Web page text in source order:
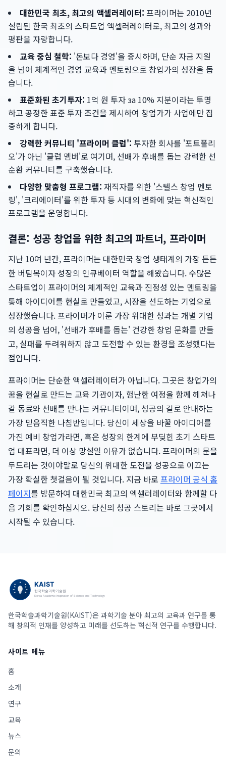
대한민국 최초, 최고의 액셀러레이터: 프라이머는 2010년
설립된 한국 최초의 스타트업 액셀러레이터로, 최고의 성과와
평판을 자랑합니다.
교육 중심 철학: '돈보다 경영'을 중시하며, 단순 자금 지원
을 넘어 체계적인 경영 교육과 멘토링으로 창업가의 성장을 돕
습니다.
표준화된 초기투자: 1억 원 투자 за 10% 지분이라는 투명
하고 공정한 표준 투자 조건을 제시하여 창업가가 사업에만 집
중하게 합니다.
강력한 커뮤니티 '프라이머 클럽': 투자한 회사를 '포트폴리
오'가 아닌 '클럽 멤버'로 여기며, 선배가 후배를 돕는 강력한 선
순환 커뮤니티를 구축했습니다.
다양한 맞춤형 프로그램: 재직자를 위한 '스텔스 창업 멘토
링', '크리에이터'를 위한 투자 등 시대의 변화에 맞는 혁신적인
프로그램을 운영합니다.
결론: 성공 창업을 위한 최고의 파트너, 프라이머
지난 10여 년간, 프라이머는 대한민국 창업 생태계의 가장 든든
한 버팀목이자 성장의 인큐베이터 역할을 해왔습니다. 수많은
스타트업이 프라이머의 체계적인 교육과 진정성 있는 멘토링을
통해 아이디어를 현실로 만들었고, 시장을 선도하는 기업으로
성장했습니다. 프라이머가 이룬 가장 위대한 성과는 개별 기업
의 성공을 넘어, '선배가 후배를 돕는' 건강한 창업 문화를 만들
고, 실패를 두려워하지 않고 도전할 수 있는 환경을 조성했다는
점입니다.
프라이머는 단순한 액셀러레이터가 아닙니다. 그곳은 창업가의
꿈을 현실로 만드는 교육 기관이자, 험난한 여정을 함께 헤쳐나
갈 동료와 선배를 만나는 커뮤니티이며, 성공의 길로 안내하는
가장 믿음직한 나침반입니다. 당신이 세상을 바꿀 아이디어를
가진 예비 창업가라면, 혹은 성장의 한계에 부딪힌 초기 스타트
업 대표라면, 더 이상 망설일 이유가 없습니다. 프라이머의 문을
두드리는 것이야말로 당신의 위대한 도전을 성공으로 이끄는
가장 확실한 첫걸음이 될 것입니다. 지금 바로 프라이머 공식 홈
페이지를 방문하여 대한민국 최고의 엑셀러레이터와 함께할 다
음 기회를 확인하십시오. 당신의 성공 스토리는 바로 그곳에서
시작될 수 있습니다.
한국학술과학기술원(KAIST)은 과학기술 분야 최고의 교육과 연구를 통
해 창의적 인재를 양성하고 미래를 선도하는 혁신적 연구를 수행합니다.
사이트 메뉴
홈
소개
연구
교육
뉴스
문의